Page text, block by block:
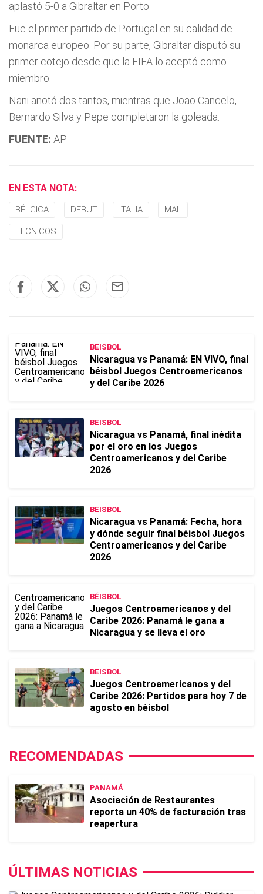
aplastó 5-0 a Gibraltar en Porto.
Fue el primer partido de Portugal en su calidad de
monarca europeo. Por su parte, Gibraltar disputó su
primer cotejo desde que la FIFA lo aceptó como
miembro.
Nani anotó dos tantos, mientras que Joao Cancelo,
Bernardo Silva y Pepe completaron la goleada.
FUENTE: AP
EN ESTA NOTA:
BÉLGICA DEBUT ITALIA MAL
TECNICOS
BEISBOL
Nicaragua vs Panamá: EN VIVO, final
béisbol Juegos Centroamericanos
y del Caribe 2026
BEISBOL
Nicaragua vs Panamá, final inédita
por el oro en los Juegos
Centroamericanos y del Caribe
2026
BEISBOL
Nicaragua vs Panamá: Fecha, hora
y dónde seguir final béisbol Juegos
Centroamericanos y del Caribe
2026
BÉISBOL
Juegos Centroamericanos y del
Caribe 2026: Panamá le gana a
Nicaragua y se lleva el oro
BEISBOL
Juegos Centroamericanos y del
Caribe 2026: Partidos para hoy 7 de
agosto en béisbol
RECOMENDADAS
PANAMÁ
Asociación de Restaurantes
reporta un 40% de facturación tras
reapertura
ÚLTIMAS NOTICIAS